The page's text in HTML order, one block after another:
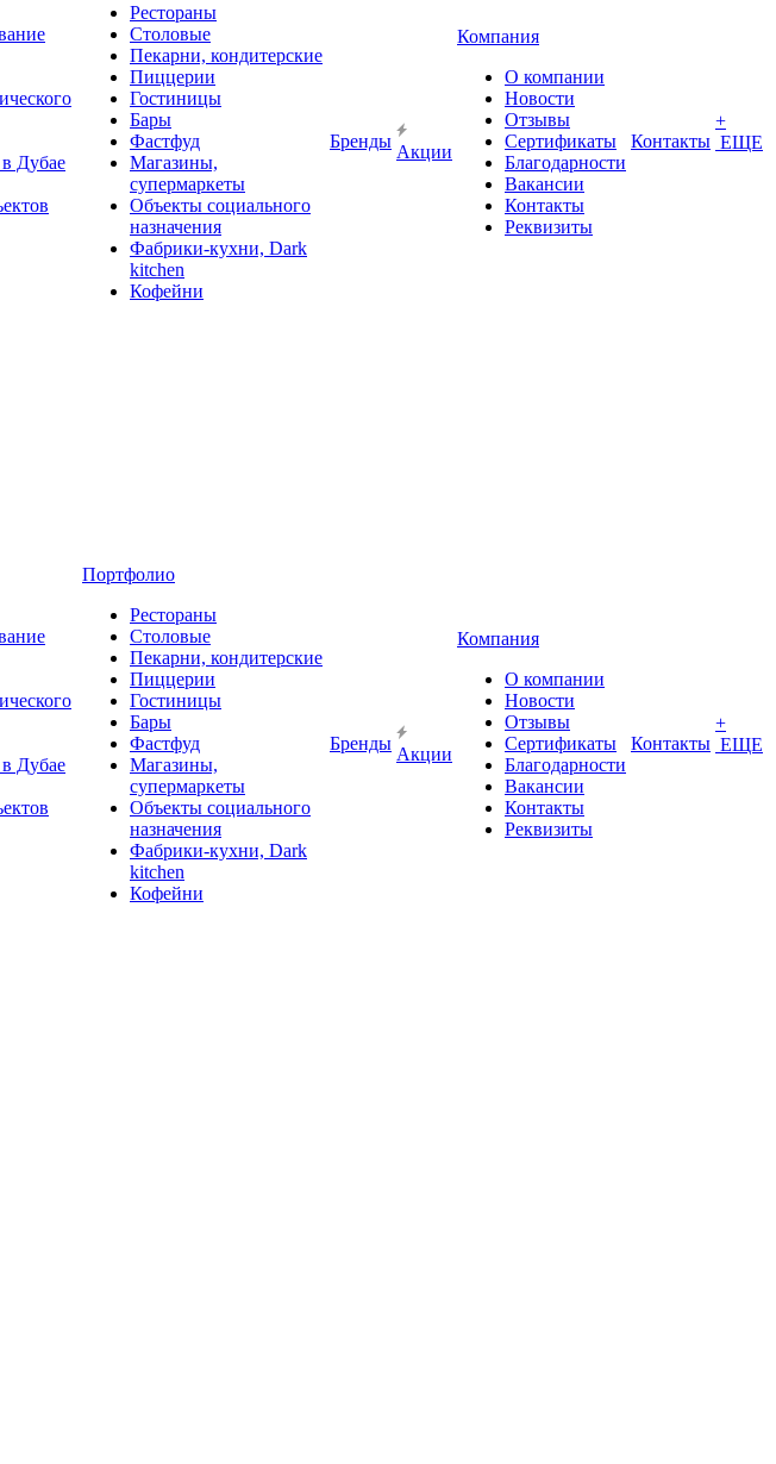
Дубае
Рестораны
Столовые
Пекарни, кондитерские
Пиццерии
Гостиницы
Бары
Фастфуд
Магазины,
супермаркеты
Объекты социального
назначения
Фабрики-кухни, Dark
kitchen
Кофейни
Бренды
Акции
Компания
О компании
Новости
Отзывы
Сертификаты
Благодарности
Вакансии
Контакты
Реквизиты
Контакты
+
ЕЩЕ
Дубае
Портфолио
Рестораны
Столовые
Пекарни, кондитерские
Пиццерии
Гостиницы
Бары
Фастфуд
Магазины,
супермаркеты
Объекты социального
назначения
Фабрики-кухни, Dark
kitchen
Кофейни
Бренды
Акции
Компания
О компании
Новости
Отзывы
Сертификаты
Благодарности
Вакансии
Контакты
Реквизиты
Контакты
+
ЕЩЕ